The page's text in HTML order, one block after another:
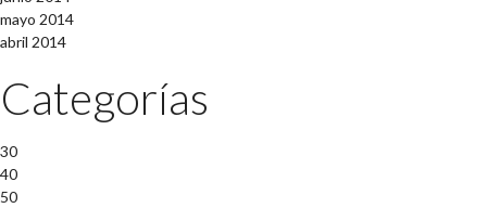
mayo 2014
abril 2014
Categorías
30
40
50